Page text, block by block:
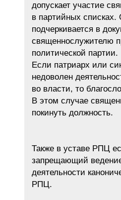
допускает участие
в партийных списках.
подчеркивается в
священнослужителю
политической партии.
Если патриарх или
недоволен
во власти, то
В этом случае
покинуть должность.
Также в уставе РПЦ
запрещающий
деятельности
РПЦ.